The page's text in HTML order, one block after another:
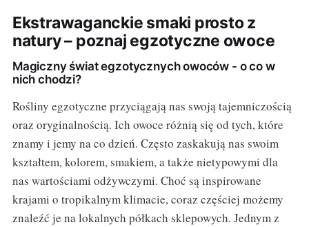
Ekstrawaganckie smaki prosto z
natury – poznaj egzotyczne owoce
Magiczny świat egzotycznych owoców - o co w
nich chodzi?
Rośliny egzotyczne przyciągają nas swoją tajemniczością
oraz oryginalnością. Ich owoce różnią się od tych, które
znamy i jemy na co dzień. Często zaskakują nas swoim
kształtem, kolorem, smakiem, a także nietypowymi dla
nas wartościami odżywczymi. Choć są inspirowane
krajami o tropikalnym klimacie, coraz częściej możemy
znaleźć je na lokalnych półkach sklepowych. Jednym z